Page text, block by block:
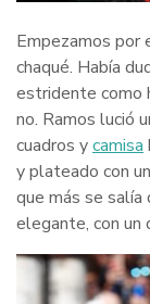
Empezamos por
chaqué. Había
estridente como
no. Ramos lució
cuadros ycamisa
y plateado con
que más se
elegante, con